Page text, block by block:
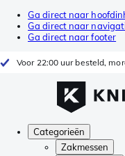
Ga direct naar
Ga direct naar
Ga direct naar footer
Voor 22:00 uur besteld,
Categorieën
Zakmessen